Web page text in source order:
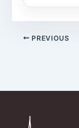
PREVIOUS